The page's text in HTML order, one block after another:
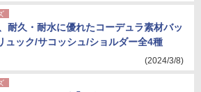
耐久・耐水に優れたコーデュラ素材バッ
ュック/サコッシュ/ショルダー全4種
(2024/3/8)